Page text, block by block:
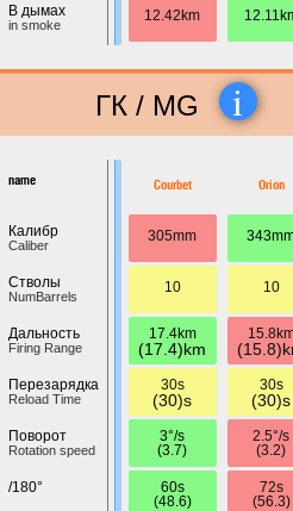
В дымах
in smoke
12.42km
ГК / MG i
name
Калибр
Caliber
Стволы
NumBarrels
Дальность
Firing Range
Перезарядка
Reload Time
Поворот
Rotation speed
/180°
Courbet
305mm
10
17.4km
(17.4)km
30s
(30)s
3°/s
(3.7)
60s
(48.6)
Orion
10
30s
(30)s
2.5°/s
(3.2)
72s
(56.3)